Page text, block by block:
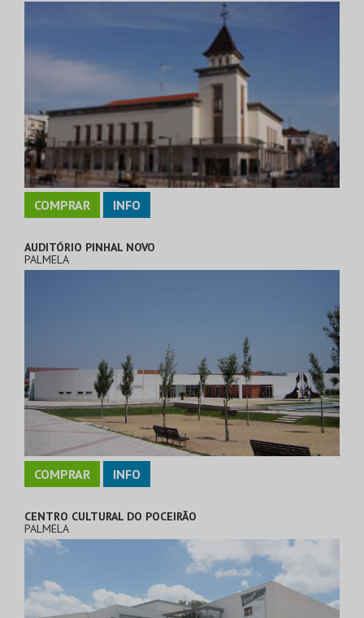
COMPRAR INFO
AUDITÓRIO PINHAL NOVO
PALMELA
COMPRAR INFO
CENTRO CULTURAL DO POCEIRÃO
PALMELA